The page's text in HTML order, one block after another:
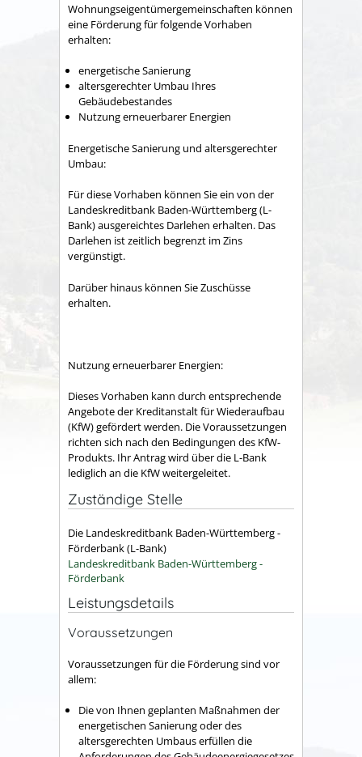
Wohnungseigentümergemeinschaften können
eine Förderung für folgende Vorhaben
erhalten:
energetische Sanierung
altersgerechter Umbau Ihres
Gebäudebestandes
Nutzung erneuerbarer Energien
Energetische Sanierung und altersgerechter
Umbau:
Für diese Vorhaben können Sie ein von der
Landeskreditbank Baden-Württemberg (L-
Bank) ausgereichtes Darlehen erhalten. Das
Darlehen ist zeitlich begrenzt im Zins
vergünstigt.
Darüber hinaus können Sie Zuschüsse
erhalten.
Nutzung erneuerbarer Energien:
Dieses Vorhaben kann durch entsprechende
Angebote der Kreditanstalt für Wiederaufbau
(KfW) gefördert werden. Die Voraussetzungen
richten sich nach den Bedingungen des KfW-
Produkts. Ihr Antrag wird über die L-Bank
lediglich an die KfW weitergeleitet.
Zuständige Stelle
Die Landeskreditbank Baden-Württemberg -
Förderbank (L-Bank)
Landeskreditbank Baden-Württemberg -
Förderbank
Leistungsdetails
Voraussetzungen
Voraussetzungen für die Förderung sind vor
allem:
Die von Ihnen geplanten Maßnahmen der
energetischen Sanierung oder des
altersgerechten Umbaus erfüllen die